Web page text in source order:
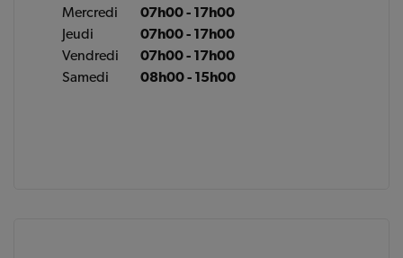
Mercredi
07h00 - 17h00
Jeudi
07h00 - 17h00
Vendredi
07h00 - 17h00
Samedi
08h00 - 15h00